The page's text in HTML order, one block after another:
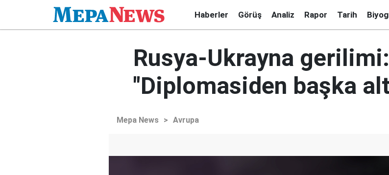
Haberler Görüş Analiz Rapor Tarih
Rusya-Ukrayna gerilimi:
"Diplomasiden başka
Mepa News > Avrupa